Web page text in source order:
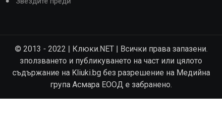
© 2013 - 2022 | Клюки.NET | Всички права запазени.
зползването и публикуването на част или цялото
съдържание на Kliuki.bg без разрешение на Медийна
група Асмара ЕООД е забранено.